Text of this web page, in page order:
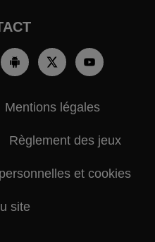
Mentions légales
Règlement des jeux
et cookies
site